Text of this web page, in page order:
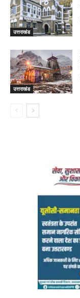
उत्तराखंड
उत्तराखंड